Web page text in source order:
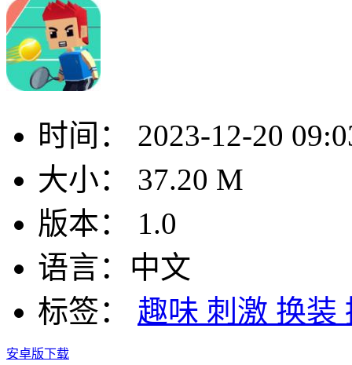
时间：
2023-12-20
大小：
37.20 M
版本：
1.0
语言： 中文
标签：
趣味 刺激 换装
安卓版下载